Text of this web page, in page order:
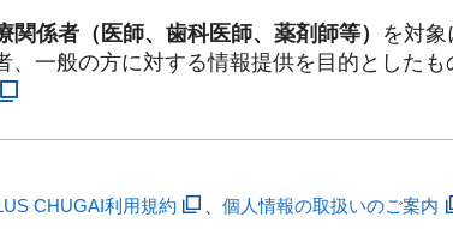
係者（医師、歯科医師、薬剤師等） を対
一般の方に対する情報提供を目的としたも
CHUGAI利用規約 、個人情報の取扱いのご案内